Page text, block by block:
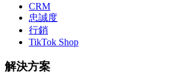
CRM
忠誠度
行銷
TikTok Shop
解決方案